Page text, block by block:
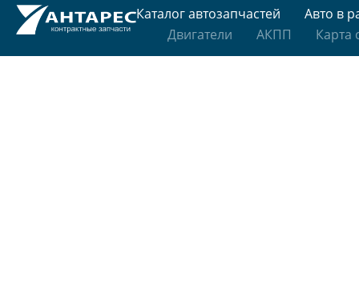
Каталог автозапчастей
Авто в
Двигатели
АКПП Карта